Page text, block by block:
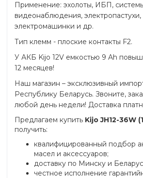
Применение: эхолоты, ИБП,
видеонаблюдения, электропастухи,
электромашинки и др.
Тип клемм - плоские контакты F2.
У АКБ Kijo 12V емкостью 9 Ah
12 месяцев!
Наш магазин – эксклюзивный
Республику Беларусь. Звоните,
любой день недели! Доставка
Предлагаем купить Kijo JH12-36W
получить:
квалифицированный подбор
масел и аксессуаров;
доставку по Минску и
честное исполнение